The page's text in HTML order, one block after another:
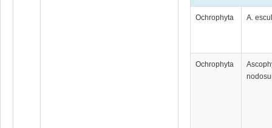
Ochrophyta A.
Ochrophyta